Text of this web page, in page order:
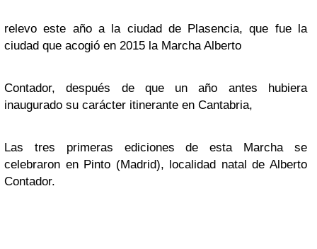
relevo este año a la ciudad de Plasencia, que fue la
ciudad que acogió en 2015 la Marcha Alberto
Contador, después de que un año antes hubiera
inaugurado su carácter itinerante en Cantabria,
Las tres primeras ediciones de esta Marcha se
celebraron en Pinto (Madrid), localidad natal de Alberto
Contador.